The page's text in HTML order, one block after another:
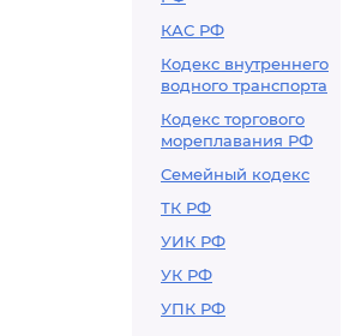
КАС РФ
Кодекс внутреннего
водного транспорта
Кодекс торгового
мореплавания РФ
Семейный кодекс
ТК РФ
УИК РФ
УК РФ
УПК РФ